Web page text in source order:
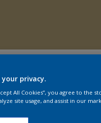
voor jou
your privacy.
All Cookies”, you agree to the
site usage, and assist in our